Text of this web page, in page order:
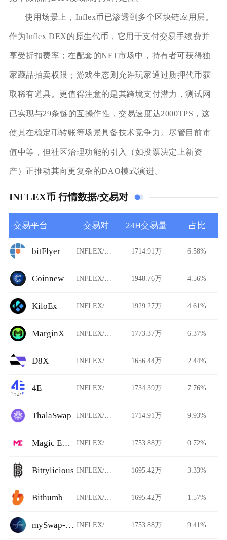
使用场景上，Inflex币已渗透到多个区块链应用层。
作为Inflex DEX的原生代币，它用于支付交易手续费并
享受折扣费率；在配套的NFT市场中，持有者可获得独
家藏品拍卖权限；游戏生态则允许玩家通过质押代币获
取稀有道具。更值得注意的是其跨境支付潜力，测试网
已实现与29条链的互操作性，交易速度达2000TPS，这
使其在稳定币转账等场景具备技术竞争力。尽管目前市
值中等，但社区治理功能的引入（如投票决定上新资
产）正推动其向更复杂的DAO模式演进。
INFLEX币 行情数据/交易对
交易平台 交易对 24H交易量 占比
bitFlyer 1714.91万 6.58%
Coinnew 1948.76万 4.56%
KiloEx 1929.27万 4.61%
MarginX 1773.37万 6.37%
D8X 1656.44万 2.44%
4E 1734.39万 7.76%
ThalaSwap 1714.91万 9.93%
Magic Eden 1753.88万 0.72%
Bittylicious 1695.42万 3.33%
Bithumb 1695.42万 1.57%
mySwap-CL 1753.88万 9.41%